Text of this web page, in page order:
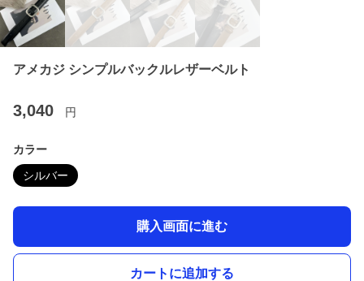
アメカジ シンプルバックルレザーベルト
3,040 円
カラー
シルバー
購入画面に進む
カートに追加する